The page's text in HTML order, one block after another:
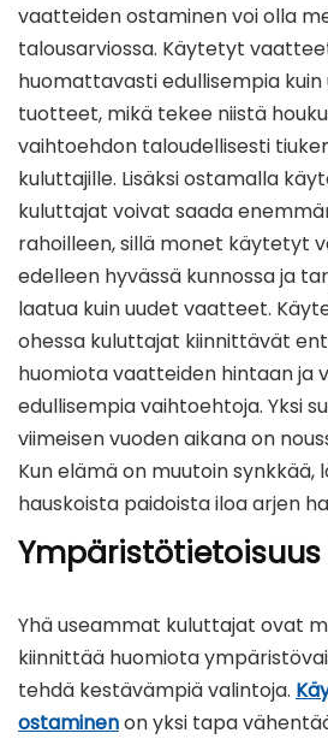
vaatteiden ostaminen voi olla
talousarviossa. Käytetyt
huomattavasti edullisempia
tuotteet, mikä tekee niistä
vaihtoehdon taloudellisesti
kuluttajille. Lisäksi ostamalla
kuluttajat voivat saada
rahoilleen, sillä monet käytetyt
edelleen hyvässä kunnossa ja
laatua kuin uudet vaatteet.
ohessa kuluttajat kiinnittävät
huomiota vaatteiden hintaan ja
edullisempia vaihtoehtoja. Yksi
viimeisen vuoden aikana on
Kun elämä on muutoin synkkää,
hauskoista paidoista iloa arjen
Yhä useammat kuluttajat ovat
kiinnittää huomiota
tehdä kestävämpiä valintoja.
ostaminenon yksi tapa